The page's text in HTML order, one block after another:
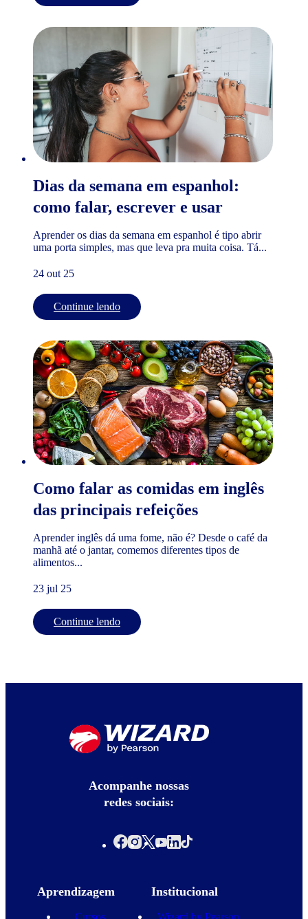
Dias da semana em espanhol:
como falar, escrever e usar
Aprender os dias da semana em espanhol é tipo abrir
uma porta simples, mas que leva pra muita coisa. Tá...
24 out 25
Continue lendo
Como falar as comidas em inglês
das principais refeições
Aprender inglês dá uma fome, não é? Desde o café da
manhã até o jantar, comemos diferentes tipos de
alimentos...
23 jul 25
Continue lendo
Acompanhe nossas
redes sociais:
Aprendizagem Institucional